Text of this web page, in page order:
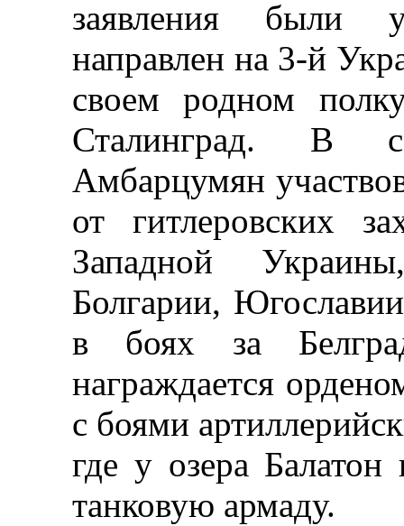
заявления были
направлен на 3-й
своем родном
Сталинград. В
Амбарцумян
от гитлеровских
Западной
Болгарии,
в боях за
награждается
с боями
где у озера Балатон
танковую армаду.